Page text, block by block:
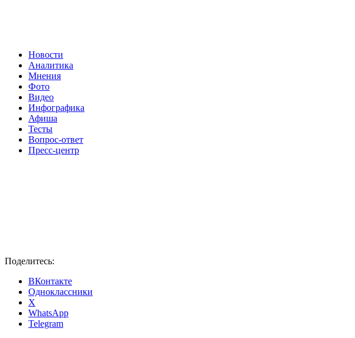
Новости
Аналитика
Мнения
Фото
Видео
Инфографика
Афиша
Тесты
Вопрос-ответ
Пресс-центр
Поделитесь:
ВКонтакте
Одноклассники
X
WhatsApp
Telegram